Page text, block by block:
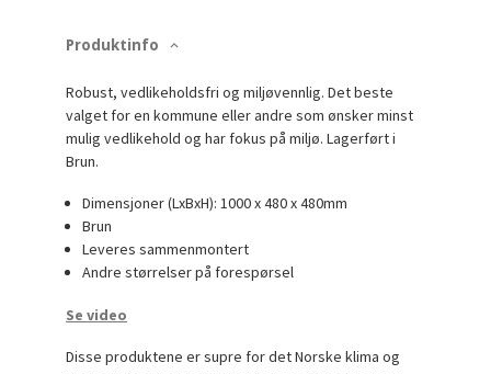
Produktinfo
Robust, vedlikeholdsfri og miljøvennlig. Det beste
valget for en kommune eller andre som ønsker minst
mulig vedlikehold og har fokus på miljø. Lagerført i
Brun.
Dimensjoner (LxBxH):1000 x 480 x 480mm
Brun
Leveres sammenmontert
Andre størrelser på forespørsel
Se video
Disse produktene er supre for det Norske klima og